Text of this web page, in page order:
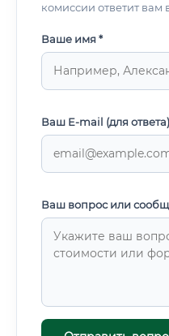
комиссии ответит
Ваше имя *
Ваш E-mail (для ответа)
Ваш вопрос или